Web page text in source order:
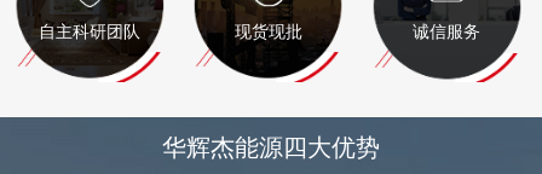
自主科研团队 现货现批 诚信服务
华辉杰能源四大优势